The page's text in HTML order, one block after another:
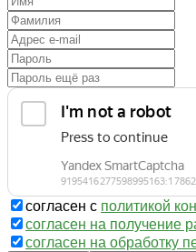
согласен с политикой
согласен на получение
согласен на обработку